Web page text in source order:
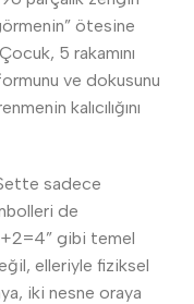
ötesine
5 rakamını
ve dokusunu
kalıcılığını
sadece
de
gibi temel
elleriyle fiziksel
iki nesne oraya